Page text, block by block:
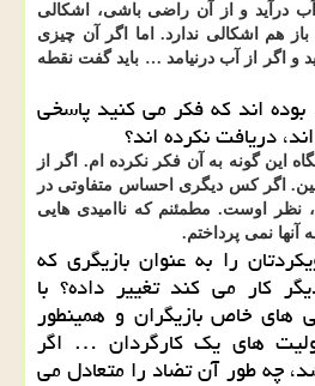
درآید و از آن راضی باشی، اشکالی
باز هم اشکالی ندارد. اما اگر آن چیزی
و اگر از آب درنیامد … باید گفت نقطه
بوده اند که فکر می کنید پاسخی
دریافت نکرده اند؟
این گونه به آن فکر نکرده ام. اگر از
اگر کس دیگری احساس متفاوتی در
نظر اوست. مطمئنم که ناامیدی هایی
آنها نمی پرداختم.
را به عنوان بازیگری که
کار می کند تغییر داده؟ با
های خاص بازیگران و همینطور
های یک کارگردان … اگر
چه طور آن تضاد را متعادل می